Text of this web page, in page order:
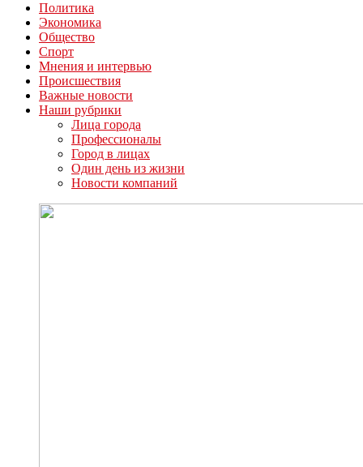
Политика
Экономика
Общество
Спорт
Мнения и интервью
Происшествия
Важные новости
Наши рубрики
Лица города
Профессионалы
Город в лицах
Один день из жизни
Новости компаний